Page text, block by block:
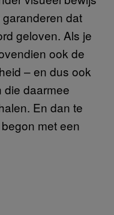
dat
geloven. Als je
ook de
– en dus ook
die daarmee
En dan te
met een